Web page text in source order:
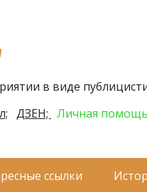
в виде
ДЗЕН; Личная помощь
ссылки